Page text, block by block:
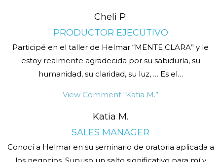
Cheli P.
PRODUCTOR EJECUTIVO
Participé en el taller de Helmar “MENTE CLARA” y le
estoy realmente agradecida por su sabiduría, su
humanidad, su claridad, su luz, … Es el…
View Comment “Katia M.”
Katia M.
SALES MANAGER
Conocí a Helmar en su seminario de oratoria aplicada a